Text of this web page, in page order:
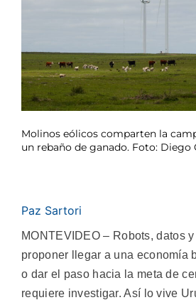
Molinos eólicos comparten la
un rebaño de ganado. Foto: Diego
Paz Sartori
MONTEVIDEO – Robots, datos
proponer llegar a una economía
o dar el paso hacia la meta de
requiere investigar. Así lo vive